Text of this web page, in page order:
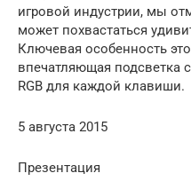
игровой индустрии, мы
может похвастаться
Ключевая особенность
впечатляющая подсветка
RGB для каждой клавиши.
5 августа 2015
Презентация